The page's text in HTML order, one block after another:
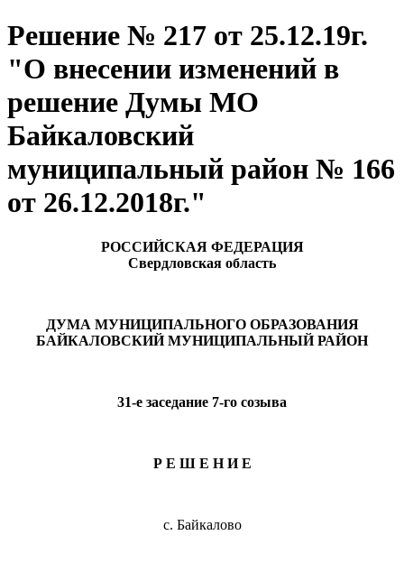
Решение № 217 от 25.12.19г.
"О внесении изменений в
решение Думы МО
Байкаловский
муниципальный район № 166
от 26.12.2018г."
РОССИЙСКАЯ ФЕДЕРАЦИЯ
Свердловская область
ДУМА МУНИЦИПАЛЬНОГО ОБРАЗОВАНИЯ
БАЙКАЛОВСКИЙ МУНИЦИПАЛЬНЫЙ РАЙОН
31-е заседание 7-го созыва
Р Е Ш Е Н И Е
с. Байкалово